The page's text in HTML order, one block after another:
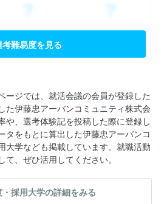
性化のため、「PFI事業」「指定管理
す。
賃貸マンション管理・運営事業)
の主要プロパティマネジメント会社
立地やマーケットに応じた企画立案か
します。
生の募集、入居学生向けイベントの企
考難易度を見る
ージでは、就活会議の会員が登録した
た伊藤忠アーバンコミュニティ株式会
や、選考体験記を投稿した際に登録し
タをもとに算出した伊藤忠アーバンコ
大学なども掲載しています。就職活動
、ぜひ活用してください。
採用大学の詳細をみる